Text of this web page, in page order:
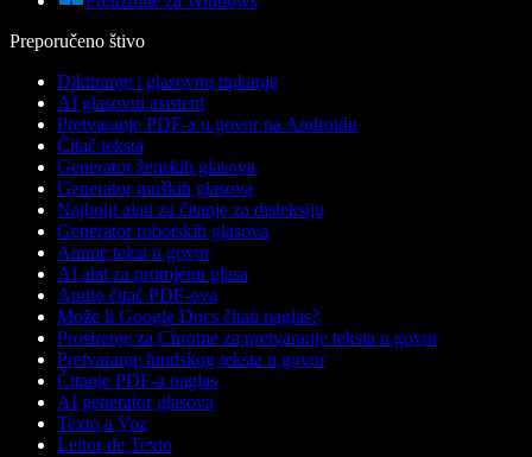
Preporučeno štivo
Diktiranje i glasovno tipkanje
AI glasovni asistent
Pretvaranje PDF-a u govor na Androidu
Čitač teksta
Generator ženskih glasova
Generator muških glasova
Najbolji alati za čitanje za disleksiju
Generator robotskih glasova
Anime tekst u govor
AI alat za promjenu glasa
Audio čitač PDF-ova
Može li Google Docs čitati naglas?
Proširenje za Chrome za pretvaranje teksta u govor
Pretvaranje hindskog teksta u govor
Čitanje PDF-a naglas
AI generator glasova
Texto a Voz
Leitor de Texto